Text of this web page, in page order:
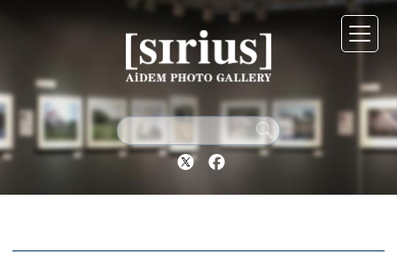
Twitter Facebook
シリウスについて
展示スケジュール